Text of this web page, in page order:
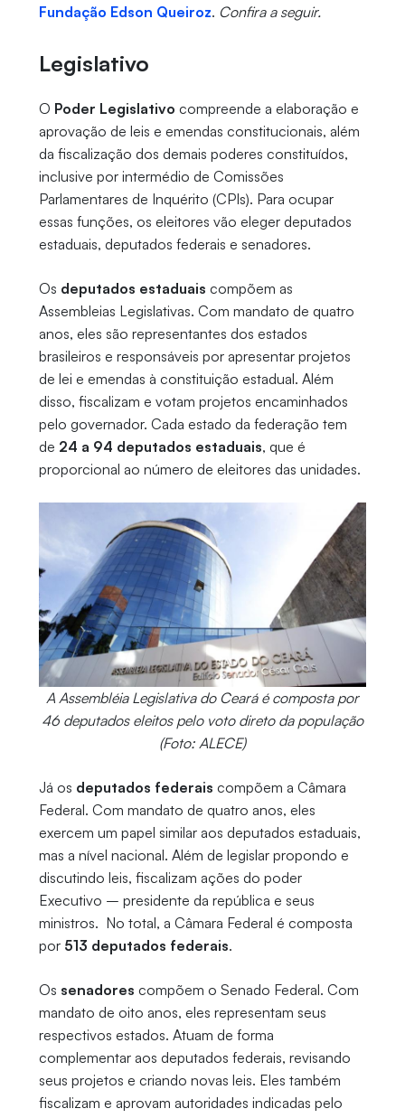
Fundação Edson Queiroz. Confira a seguir.
Legislativo
O Poder Legislativo compreende a elaboração e
aprovação de leis e emendas constitucionais, além
da fiscalização dos demais poderes constituídos,
inclusive por intermédio de Comissões
Parlamentares de Inquérito (CPIs). Para ocupar
essas funções, os eleitores vão eleger deputados
estaduais, deputados federais e senadores.
Os deputados estaduais compõem as
Assembleias Legislativas. Com mandato de quatro
anos, eles são representantes dos estados
brasileiros e responsáveis por apresentar projetos
de lei e emendas à constituição estadual. Além
disso, fiscalizam e votam projetos encaminhados
pelo governador. Cada estado da federação tem
de 24 a 94 deputados estaduais, que é
proporcional ao número de eleitores das unidades.
A Assembléia Legislativa do Ceará é composta por
46 deputados eleitos pelo voto direto da população
(Foto: ALECE)
Já os deputados federais compõem a Câmara
Federal. Com mandato de quatro anos, eles
exercem um papel similar aos deputados estaduais,
mas a nível nacional. Além de legislar propondo e
discutindo leis, fiscalizam ações do poder
Executivo – presidente da república e seus
ministros. No total, a Câmara Federal é composta
por 513 deputados federais.
Os senadores compõem o Senado Federal. Com
mandato de oito anos, eles representam seus
respectivos estados. Atuam de forma
complementar aos deputados federais, revisando
seus projetos e criando novas leis. Eles também
fiscalizam e aprovam autoridades indicadas pelo